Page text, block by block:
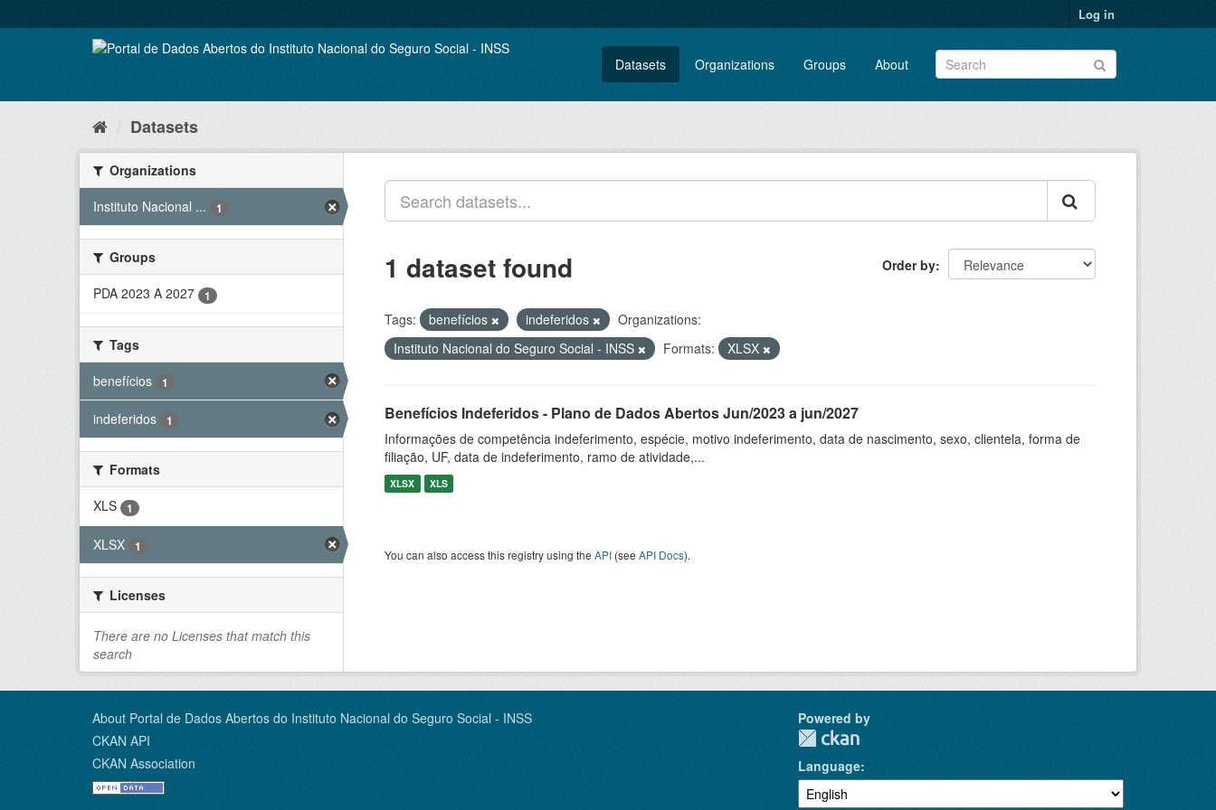
to
Log in
Datasets Organizations Groups About
Datasets
Organizations
Instituto Nacional ...
1
Groups
PDA 2023 A 2027
1
Tags
benefícios
1
indeferidos 1
Formats
XLS
1
XLSX 1
Licenses
There are no Licenses that match this
search
Order by
1 dataset found
Tags: benefícios indeferidos
Organizations:
Instituto Nacional do Seguro Social - INSS
Formats: XLSX
Benefícios Indeferidos - Plano de Dados Abertos Jun/2023 a jun/2027
Informações de competência indeferimento, espécie, motivo indeferimento, data de nascimento, sexo, clientela, forma de
filiação, UF, data de indeferimento, ramo de atividade,...
XLSX XLS
You can also access this registry using the API (see API Docs).
About Portal de Dados Abertos do Instituto Nacional do Seguro Social - INSS
CKAN API
CKAN Association
Powered by
Language